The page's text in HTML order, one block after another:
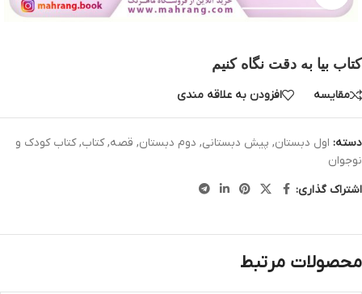
کتاب بیا به دقت نگاه کنیم
مقایسه افزودن به علاقه مندی
دسته: اول دبستان, پیش دبستانی, دوم دبستان, قصه, کتاب, کتاب کودک و
نوجوان
اشتراک گذاری:
محصولات مرتبط